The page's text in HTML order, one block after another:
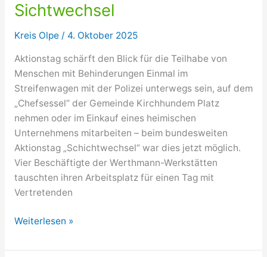
Sichtwechsel
Kreis Olpe/ 4. Oktober 2025
Aktionstag schärft den Blick für die Teilhabe von
Menschen mit Behinderungen Einmal im
Streifenwagen mit der Polizei unterwegs sein, auf dem
„Chefsessel“ der Gemeinde Kirchhundem Platz
nehmen oder im Einkauf eines heimischen
Unternehmens mitarbeiten – beim bundesweiten
Aktionstag „Schichtwechsel“ war dies jetzt möglich.
Vier Beschäftigte der Werthmann-Werkstätten
tauschten ihren Arbeitsplatz für einen Tag mit
Vertretenden
Schichtwechsel
Sichtwechsel
Weiterlesen »